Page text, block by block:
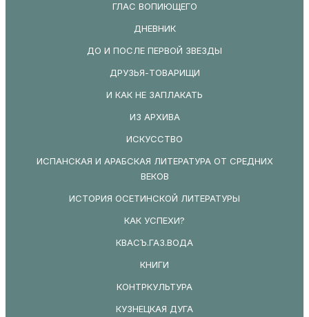
ГЛАС ВОПИЮЩЕГО
ДНЕВНИК
ДО И ПОСЛЕ ПЕРВОЙ ЗВЕЗДЫ
ДРУЗЬЯ-ТОВАРИЩИ
И КАК НЕ ЗАПЛАКАТЬ
ИЗ АРХИВА
ИСКУССТВО
ИСПАНСКАЯ И АРАБСКАЯ ЛИТЕРАТУРА ОТ СРЕДНИХ
ВЕКОВ
ИСТОРИЯ ОСЕТИНСКОЙ ЛИТЕРАТУРЫ
КАК УСПЕХИ?
КВАСЪ.ГАЗ.ВОДА
КНИГИ
КОНТРКУЛЬТУРА
КУЗНЕЦКАЯ ДУГА